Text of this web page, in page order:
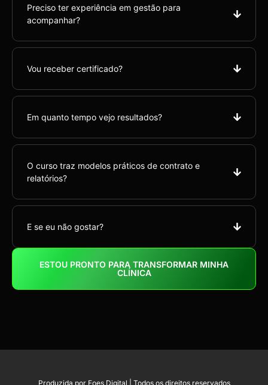
Preciso ter experiência em gestão para
acompanhar?
Vou receber certificado?
Em quanto tempo vejo resultados?
O curso traz modelos práticos de contrato e
relatórios?
E se eu não gostar?
ESTOU PRONTO PARA TRANSFORMAR MINHA
CLÍNICA
Produzida por Foes Digital | Todos os direitos reservados